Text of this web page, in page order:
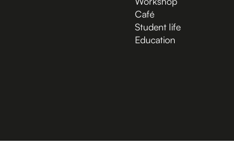
Café
Student life
Education